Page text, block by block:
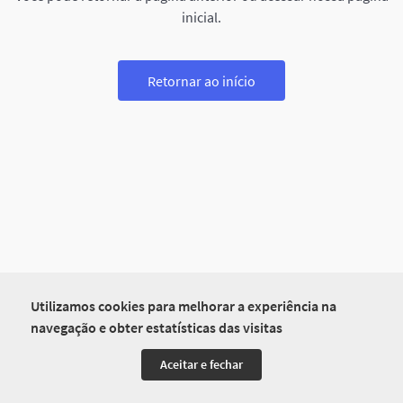
Utilizamos cookies para melhorar a experiência na
navegação e obter estatísticas das visitas
Aceitar e fechar
inicial.
Retornar ao início